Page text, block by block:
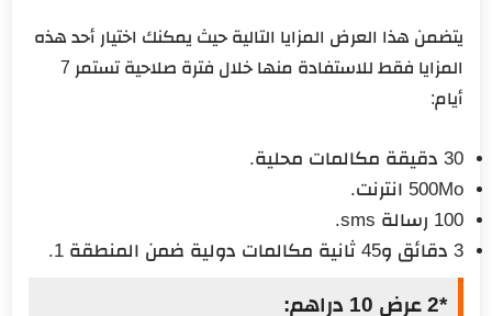
يتضمن هذا العرض المزايا التالية حيث يمكنك اختيار أحد هذه
المزايا فقط للاستفادة منها خلال فترة صلاحية تستمر 7
أيام:
30 دقيقة مكالمات محلية.
500Mo انترنت.
100 رسالة sms.
3 دقائق و45 ثانية مكالمات دولية ضمن المنطقة 1.
*2 عرض 10 دراهم: